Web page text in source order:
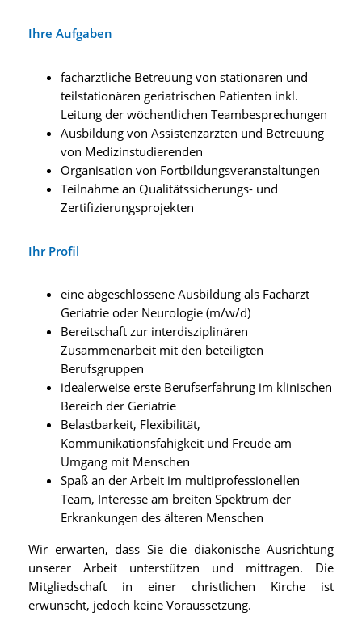
Ihre Aufgaben
fachärztliche Betreuung von stationären und
teilstationären geriatrischen Patienten inkl.
Leitung der wöchentlichen Teambesprechungen
Ausbildung von Assistenzärzten und Betreuung
von Medizinstudierenden
Organisation von Fortbildungsveranstaltungen
Teilnahme an Qualitätssicherungs- und
Zertifizierungsprojekten
Ihr Profil
eine abgeschlossene Ausbildung als Facharzt
Geriatrie oder Neurologie (m/w/d)
Bereitschaft zur interdisziplinären
Zusammenarbeit mit den beteiligten
Berufsgruppen
idealerweise erste Berufserfahrung im klinischen
Bereich der Geriatrie
Belastbarkeit, Flexibilität,
Kommunikationsfähigkeit und Freude am
Umgang mit Menschen
Spaß an der Arbeit im multiprofessionellen
Team, Interesse am breiten Spektrum der
Erkrankungen des älteren Menschen
Wir erwarten, dass Sie die diakonische Ausrichtung
unserer Arbeit unterstützen und mittragen. Die
Mitgliedschaft in einer christlichen Kirche ist
erwünscht, jedoch keine Voraussetzung.